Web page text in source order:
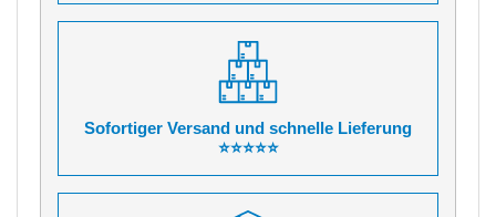
Sofortiger Versand und schnelle Lieferung
⭐⭐⭐⭐⭐